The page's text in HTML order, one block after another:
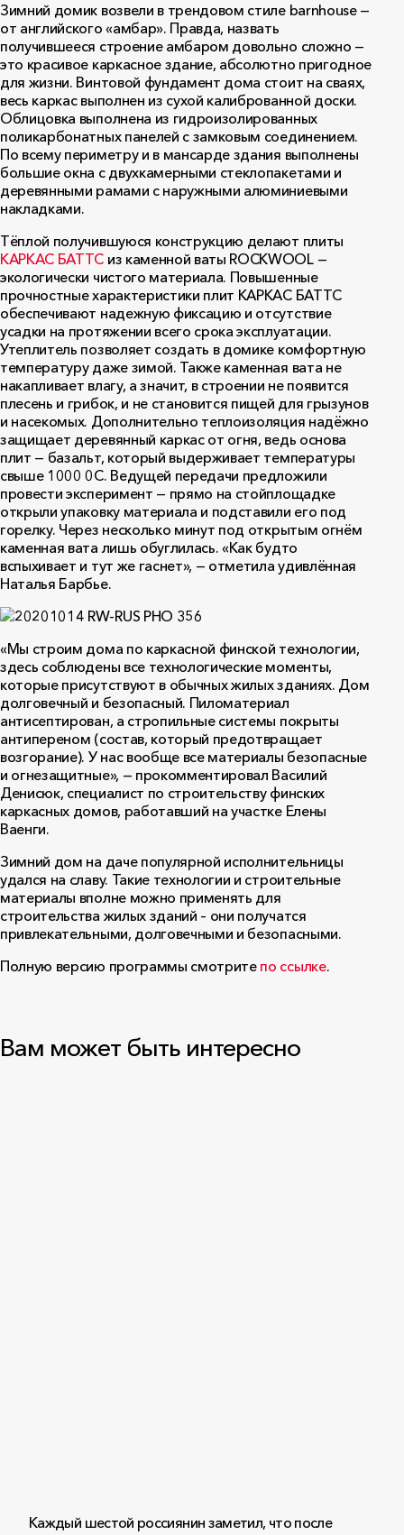
Зимний домик возвели в трендовом стиле barnhouse —
от английского «амбар». Правда, назвать
получившееся строение амбаром довольно сложно —
это красивое каркасное здание, абсолютно пригодное
для жизни. Винтовой фундамент дома стоит на сваях,
весь каркас выполнен из сухой калиброванной доски.
Облицовка выполнена из гидроизолированных
поликарбонатных панелей с замковым соединением.
По всему периметру и в мансарде здания выполнены
большие окна с двухкамерными стеклопакетами и
деревянными рамами с наружными алюминиевыми
накладками.
Тёплой получившуюся конструкцию делают плиты
КАРКАС БАТТС из каменной ваты ROCKWOOL —
экологически чистого материала. Повышенные
прочностные характеристики плит КАРКАС БАТТС
обеспечивают надежную фиксацию и отсутствие
усадки на протяжении всего срока эксплуатации.
Утеплитель позволяет создать в домике комфортную
температуру даже зимой. Также каменная вата не
накапливает влагу, а значит, в строении не появится
плесень и грибок, и не становится пищей для грызунов
и насекомых. Дополнительно теплоизоляция надёжно
защищает деревянный каркас от огня, ведь основа
плит — базальт, который выдерживает температуры
свыше 1000 0С. Ведущей передачи предложили
провести эксперимент — прямо на стойплощадке
открыли упаковку материала и подставили его под
горелку. Через несколько минут под открытым огнём
каменная вата лишь обуглилась. «Как будто
вспыхивает и тут же гаснет», — отметила удивлённая
Наталья Барбье.
«Мы строим дома по каркасной финской технологии,
здесь соблюдены все технологические моменты,
которые присутствуют в обычных жилых зданиях. Дом
долговечный и безопасный. Пиломатериал
антисептирован, а стропильные системы покрыты
антипереном (состав, который предотвращает
возгорание). У нас вообще все материалы безопасные
и огнезащитные», — прокомментировал Василий
Денисюк, специалист по строительству финских
каркасных домов, работавший на участке Елены
Ваенги.
Зимний дом на даче популярной исполнительницы
удался на славу. Такие технологии и строительные
материалы вполне можно применять для
строительства жилых зданий – они получатся
привлекательными, долговечными и безопасными.
Полную версию программы смотрите по ссылке.
Вам может быть интересно
Каждый шестой россиянин заметил, что после